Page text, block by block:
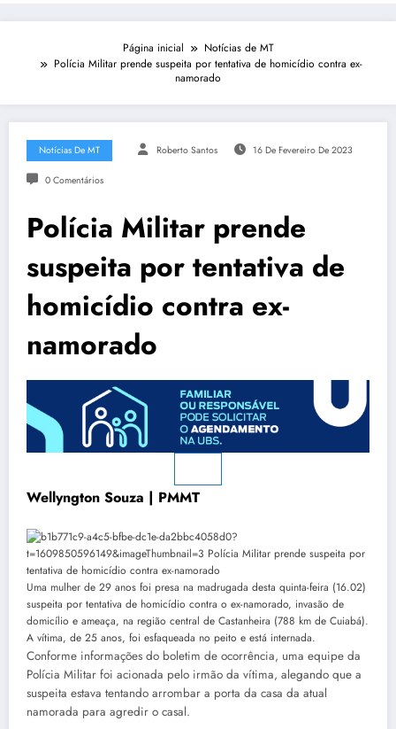
Página inicial
Notícias de MT
Polícia Militar prende suspeita por tentativa de homicídio contra ex-
namorado
Notícias De MT Roberto Santos 16 De Fevereiro De 2023
0 Comentários
Polícia Militar prende
suspeita por tentativa de
homicídio contra ex-
namorado
Wellyngton Souza | PMMT
Uma mulher de 29 anos foi presa na madrugada desta quinta-feira (16.02)
suspeita por tentativa de homicídio contra o ex-namorado, invasão de
domicílio e ameaça, na região central de Castanheira (788 km de Cuiabá).
A vítima, de 25 anos, foi esfaqueada no peito e está internada.
Conforme informações do boletim de ocorrência, uma equipe da
Polícia Militar foi acionada pelo irmão da vítima, alegando que a
suspeita estava tentando arrombar a porta da casa da atual
namorada para agredir o casal.